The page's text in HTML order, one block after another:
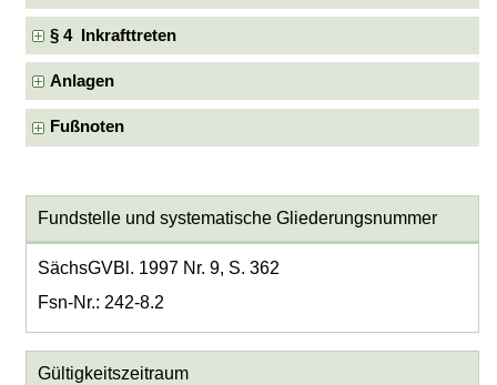
§ 4 Inkrafttreten
Anlagen
Fußnoten
Fundstelle und systematische Gliederungsnummer
SächsGVBl. 1997 Nr. 9, S. 362
Fsn-Nr.: 242-8.2
Gültigkeitszeitraum